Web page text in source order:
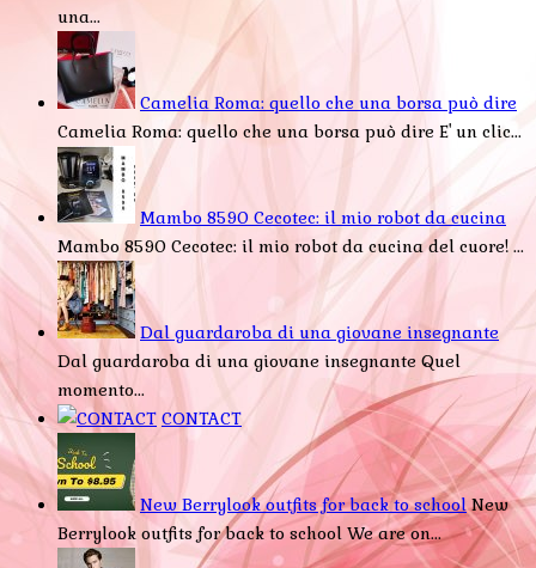
una...
Camelia Roma: quello che una borsa può dire
Camelia Roma: quello che una borsa può dire E' un clic...
Mambo 8590 Cecotec: il mio robot da cucina
Mambo 8590 Cecotec: il mio robot da cucina del cuore! ...
Dal guardaroba di una giovane insegnante
Dal guardaroba di una giovane insegnante Quel
momento...
CONTACT
New Berrylook outfits for back to school New
Berrylook outfits for back to school We are on...